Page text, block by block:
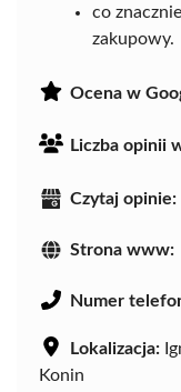
co
zakupowy.
Ocena w
Liczba opinii
Czytaj opinie:
Strona www:
Numer
Lokalizacja:
Konin